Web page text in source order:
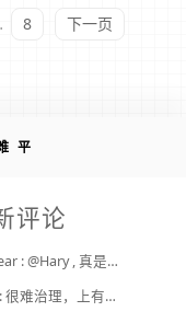
8 下一页
平
评论
2broear : @Hary , 真是给他们惯坏了！ [ Emoji Image ]
Hary : 很难治理，上有政策下有对策，真整治了也是消停一阵，还是得告诉他们要注意一点